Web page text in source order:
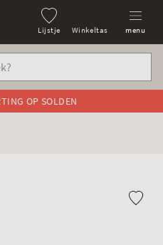
Lijstje Winkeltas menu
OP SOLDEN